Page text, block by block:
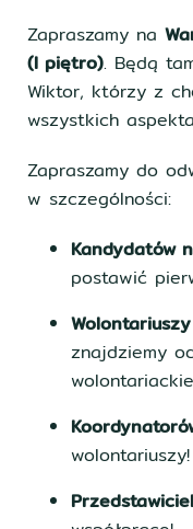
Zapraszamy na
(I piętro). Będą
Wiktor, którzy z
wszystkich
Zapraszamy do
w szczególności:
Kandydatów
postawić
Wolontariuszy
znajdziemy
wolontariuszy!